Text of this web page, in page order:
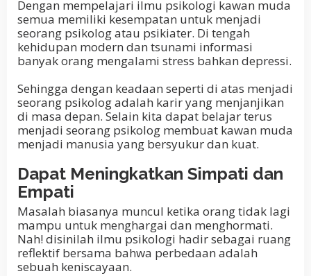
Dengan mempelajari ilmu psikologi kawan muda
semua memiliki kesempatan untuk menjadi
seorang psikolog atau psikiater. Di tengah
kehidupan modern dan tsunami informasi
banyak orang mengalami stress bahkan depressi.
Sehingga dengan keadaan seperti di atas menjadi
seorang psikolog adalah karir yang menjanjikan
di masa depan. Selain kita dapat belajar terus
menjadi seorang psikolog membuat kawan muda
menjadi manusia yang bersyukur dan kuat.
Dapat Meningkatkan Simpati dan
Empati
Masalah biasanya muncul ketika orang tidak lagi
mampu untuk menghargai dan menghormati.
Nah! disinilah ilmu psikologi hadir sebagai ruang
reflektif bersama bahwa perbedaan adalah
sebuah keniscayaan.